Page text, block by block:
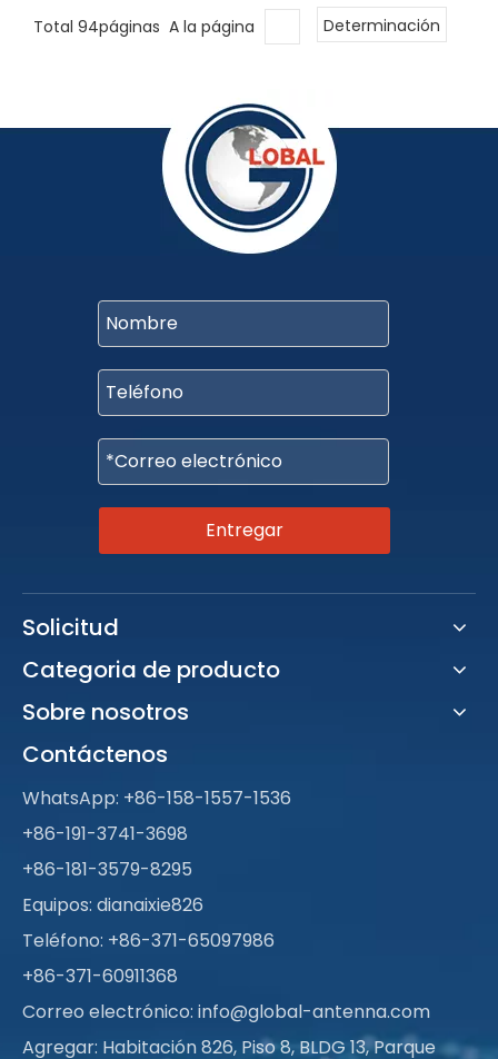
Total 94páginas A la página Determinación
Entregar
Solicitud
Categoria de producto
Sobre nosotros
Contáctenos
WhatsApp: +86-158-1557-1536
+86-191-3741-3698
+86-181-3579-8295
Equipos: dianaixie826
Teléfono: +86-371-65097986
+86-371-60911368
Correo electrónico: info@global-antenna.com
Agregar: Habitación 826, Piso 8, BLDG 13, Parque